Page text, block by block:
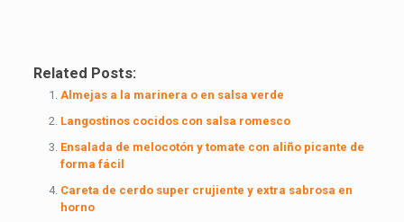
Related Posts:
Almejas a la marinera o en salsa verde
Langostinos cocidos con salsa romesco
Ensalada de melocotón y tomate con aliño picante de
forma fácil
Careta de cerdo super crujiente y extra sabrosa en
horno